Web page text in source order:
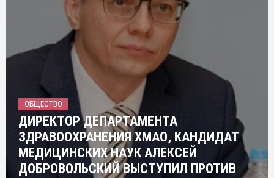
ОБЩЕСТВО
ДИРЕКТОР ДЕПАРТАМЕНТА
ЗДРАВООХРАНЕНИЯ ХМАО, КАНДИДАТ
МЕДИЦИНСКИХ НАУК АЛЕКСЕЙ
ДОБРОВОЛЬСКИЙ ВЫСТУПИЛ ПРОТИВ